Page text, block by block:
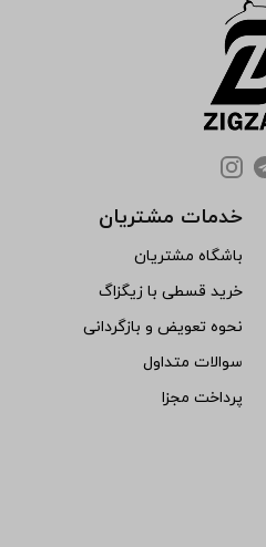
خدمات مشتریان
باشگاه مشتریان
خرید قسطی با زیگزاگ
نحوه تعویض و بازگردانی
سوالات متداول
پرداخت مجزا